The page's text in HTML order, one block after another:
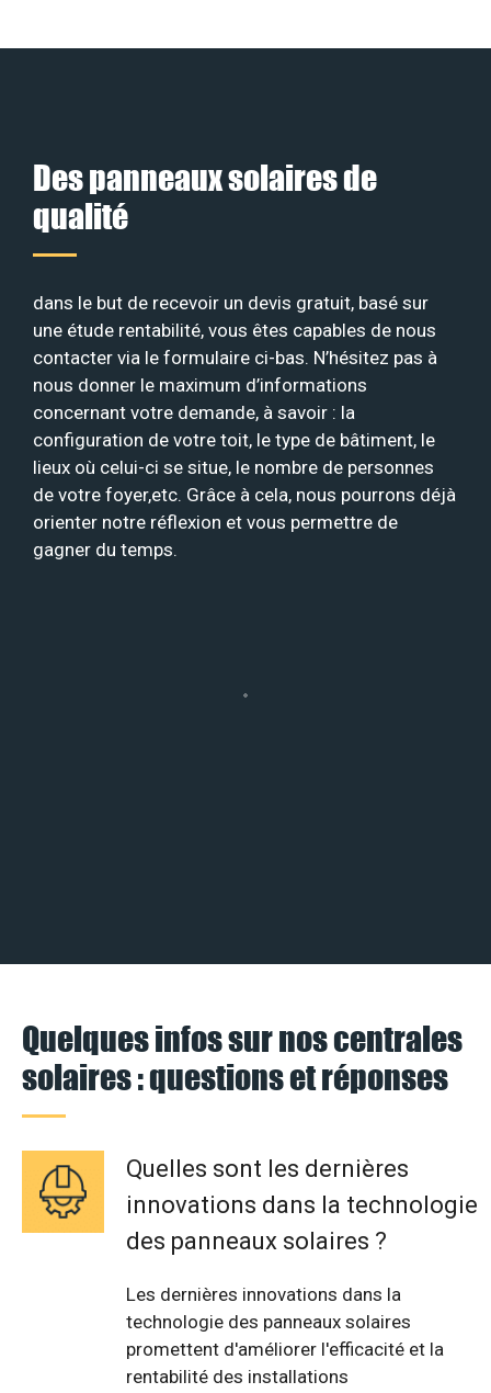
Des panneaux solaires de
qualité
dans le but de recevoir un devis gratuit, basé sur
une étude rentabilité, vous êtes capables de nous
contacter via le formulaire ci-bas. N’hésitez pas à
nous donner le maximum d’informations
concernant votre demande, à savoir : la
configuration de votre toit, le type de bâtiment, le
lieux où celui-ci se situe, le nombre de personnes
de votre foyer,etc. Grâce à cela, nous pourrons déjà
orienter notre réflexion et vous permettre de
gagner du temps.
Quelques infos sur nos centrales
solaires : questions et réponses
Quelles sont les dernières
innovations dans la technologie
des panneaux solaires ?
Les dernières innovations dans la
technologie des panneaux solaires
promettent d'améliorer l'efficacité et la
rentabilité des installations